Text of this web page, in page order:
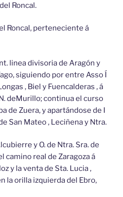
Roncal.
Roncal, perteneciente á
linea divisoria de Aragón y
siguiendo por entre Asso Í
, Biel y Fuencalderas , á
deMurillo; continua el curso
de Zuera, y apartándose de I
San Mateo , Leciñena y Ntra.
y O. de Ntra. Sra. de
camino real de Zaragoza á
y la venta de Sta. Lucia ,
la orilla izquierda del Ebro,